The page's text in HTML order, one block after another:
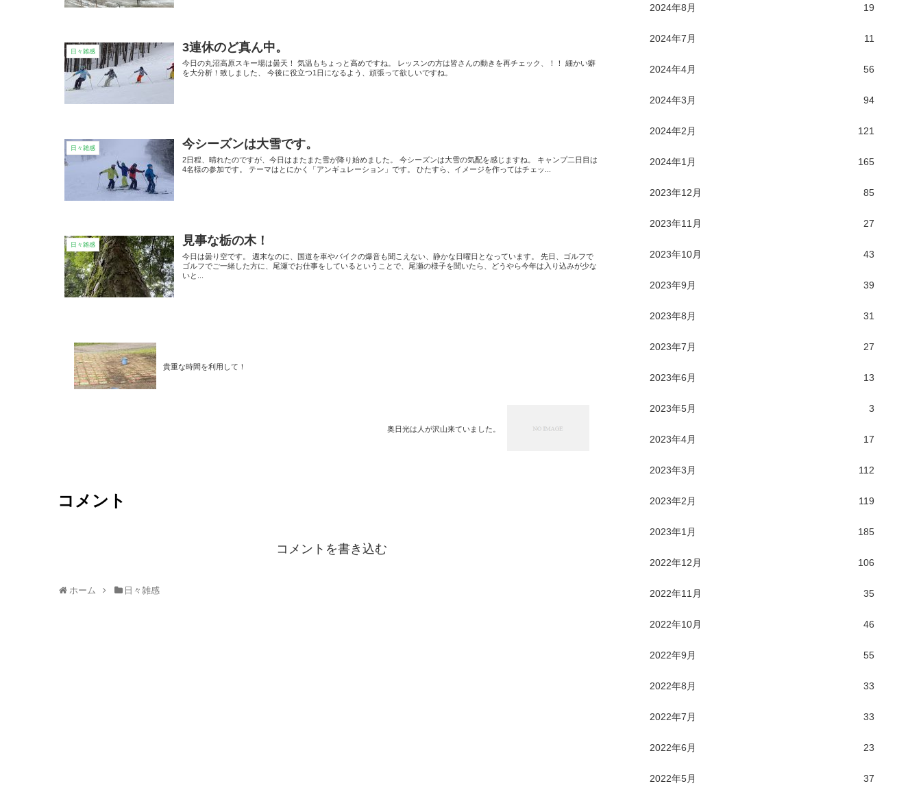
日々雑感 3連休のど真ん中。
今日の丸沼高原スキー場は曇天！ 気温もちょっと高めですね。 レッスンの方は皆さんの動きを再チェック、！！ 細かい癖
を大分析！致しました、 今後に役立つ1日になるよう、頑張って欲しいですね。
日々雑感 今シーズンは大雪です。
2日程、晴れたのですが、今日はまたまた雪が降り始めました。 今シーズンは大雪の気配を感じますね。 キャンプ二日目は
4名様の参加です。 テーマはとにかく「アンギュレーション」です。 ひたすら、イメージを作ってはチェッ...
日々雑感 見事な栃の木！
今日は曇り空です。 週末なのに、国道を車やバイクの爆音も聞こえない、静かな日曜日となっています。 先日、ゴルフで
ゴルフでご一緒した方に、尾瀬でお仕事をしているということで、尾瀬の様子を聞いたら、どうやら今年は入り込みが少な
いと...
貴重な時間を利用して！
奥日光は人が沢山来ていました。
コメント
コメントを書き込む
ホーム 日々雑感
2024年8月 19
2024年7月 11
2024年4月 56
2024年3月 94
2024年2月 121
2024年1月 165
2023年12月 85
2023年11月 27
2023年10月 43
2023年9月 39
2023年8月 31
2023年7月 27
2023年6月 13
2023年5月 3
2023年4月 17
2023年3月 112
2023年2月 119
2023年1月 185
2022年12月 106
2022年11月 35
2022年10月 46
2022年9月 55
2022年8月 33
2022年7月 33
2022年6月 23
2022年5月 37